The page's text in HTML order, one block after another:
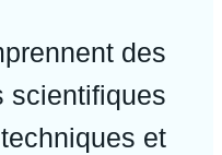
des
scientifiques
et